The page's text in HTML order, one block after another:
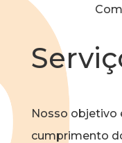
Nosso objetivo
cumprimento